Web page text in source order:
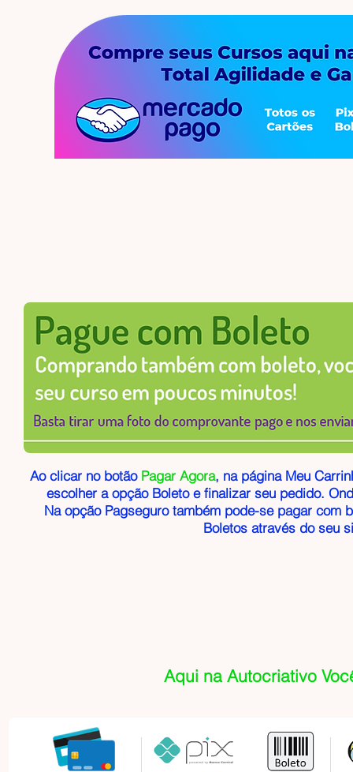
Ao clicar no botão Pagar Agora, na página Meu
escolher a opção Boleto e finalizar seu pedido.
Na opção Pagseguro também pode-se pagar com
Boletos através do seu
Aqui na Autocriativo